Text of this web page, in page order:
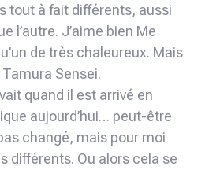
tout à fait différents, aussi
l’autre. J’aime bien Me
de très chaleureux. Mais
Sensei.
quand il est arrivé en
aujourd’hui… peut-être
changé, mais pour moi
différents. Ou alors cela se